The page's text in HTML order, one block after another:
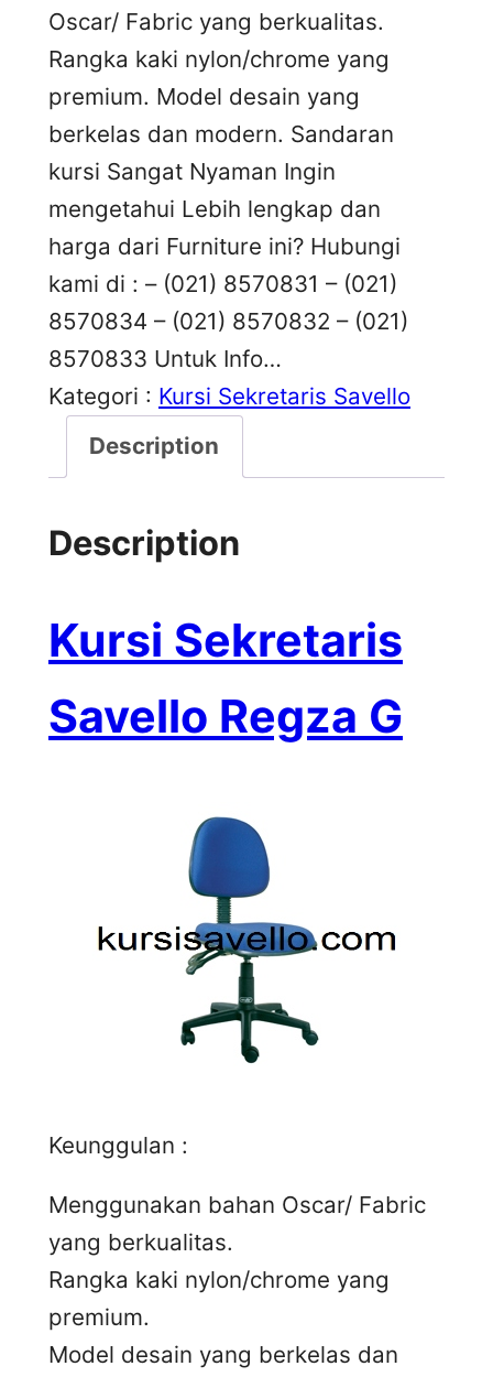
Oscar/ Fabric yang berkualitas.
Rangka kaki nylon/chrome yang
premium. Model desain yang
berkelas dan modern. Sandaran
kursi Sangat Nyaman Ingin
mengetahui Lebih lengkap dan
harga dari Furniture ini? Hubungi
kami di : – (021) 8570831 – (021)
8570834 – (021) 8570832 – (021)
8570833 Untuk Info…
Kategori : Kursi Sekretaris Savello
Description
Description
Kursi Sekretaris
Savello Regza G
Keunggulan :
Menggunakan bahan Oscar/ Fabric
yang berkualitas.
Rangka kaki nylon/chrome yang
premium.
Model desain yang berkelas dan